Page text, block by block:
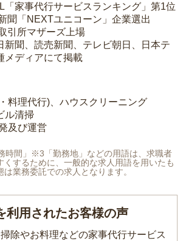
家事代行サービスランキング」第1位
「NEXTユニコーン」企業選出
引所マザーズ上場
新聞、読売新聞、テレビ朝日、日本テ
メディアにて掲載
料理代行)、ハウスクリーニング
ル清掃
及び運営
時間」※3「勤務地」などの用語は、求職者
くするために、一般的な求人用語を用いたも
業務委託での求人となります。
利用されたお客様の声
除やお料理などの家事代行サービス